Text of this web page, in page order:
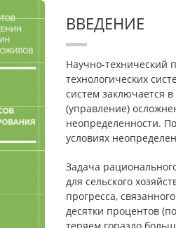
ВВЕДЕНИЕ
Научно-технический
технологических
систем заключается
(управление)
неопределенности.
условиях
Задача
для сельского
прогресса,
десятки процентов